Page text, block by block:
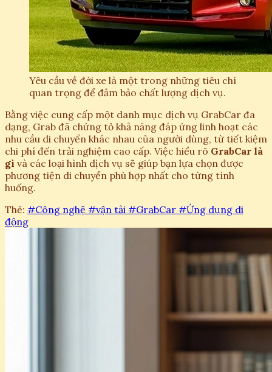
Yêu cầu về đời xe là một trong những tiêu chí
quan trọng để đảm bảo chất lượng dịch vụ.
Bằng việc cung cấp một danh mục dịch vụ GrabCar đa
dạng, Grab đã chứng tỏ khả năng đáp ứng linh hoạt các
nhu cầu di chuyển khác nhau của người dùng, từ tiết kiệm
chi phí đến trải nghiệm cao cấp. Việc hiểu rõ GrabCar là
gì và các loại hình dịch vụ sẽ giúp bạn lựa chọn được
phương tiện di chuyển phù hợp nhất cho từng tình
huống.
Thẻ: #Công nghệ #vận tải #GrabCar #Ứng dụng di
động